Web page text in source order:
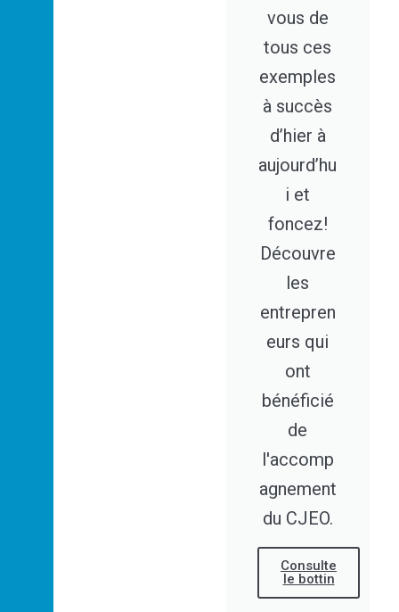
vous de
tous ces
exemples
à succès
d’hier à
aujourd’hu
i et
foncez!
Découvre
les
entrepren
eurs qui
ont
bénéficié
de
l'accomp
agnement
du CJEO.
Consulte
le bottin